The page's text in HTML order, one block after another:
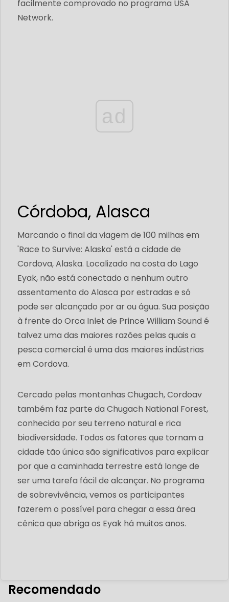
facilmente comprovado no programa USA
Network.
ad
Córdoba, Alasca
Marcando o final da viagem de 100 milhas em
'Race to Survive: Alaska' está a cidade de
Cordova, Alaska. Localizado na costa do Lago
Eyak, não está conectado a nenhum outro
assentamento do Alasca por estradas e só
pode ser alcançado por ar ou água. Sua posição
à frente do Orca Inlet de Prince William Sound é
talvez uma das maiores razões pelas quais a
pesca comercial é uma das maiores indústrias
em Cordova.
Cercado pelas montanhas Chugach, Cordoav
também faz parte da Chugach National Forest,
conhecida por seu terreno natural e rica
biodiversidade. Todos os fatores que tornam a
cidade tão única são significativos para explicar
por que a caminhada terrestre está longe de
ser uma tarefa fácil de alcançar. No programa
de sobrevivência, vemos os participantes
fazerem o possível para chegar a essa área
cênica que abriga os Eyak há muitos anos.
Recomendado